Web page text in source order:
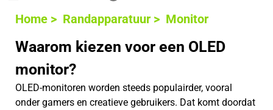
Home > Randapparatuur > Monitor
Waarom kiezen voor een OLED
monitor?
OLED-monitoren worden steeds populairder, vooral
onder gamers en creatieve gebruikers. Dat komt doordat